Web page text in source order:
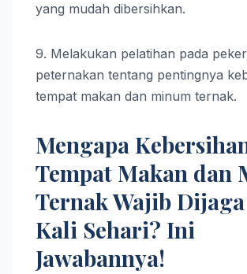
yang mudah dibersihkan.
9. Melakukan pelatihan pada
peternakan tentang pentingnya
tempat makan dan minum ternak.
Mengapa
Tempat Makan dan
Ternak Wajib
Kali Sehari? Ini
Jawabannya!